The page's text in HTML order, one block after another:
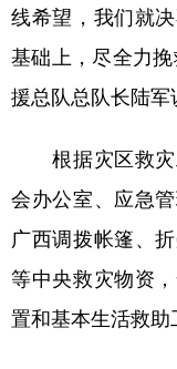
线希望，我们就
基础上，尽全力
援总队总队长陆军
根据灾区救灾
会办公室、应急
广西调拨帐篷、
等中央救灾物资
置和基本生活救助